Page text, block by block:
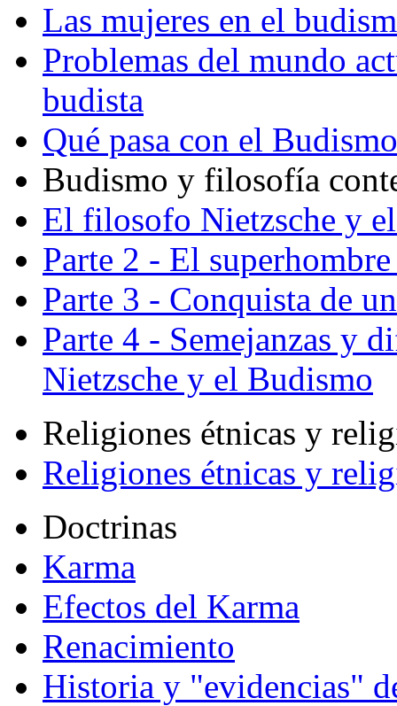
Las mujeres en el
Problemas del mundo
budista
Qué pasa con el
Budismo y filosofía
El filosofo Nietzsche y
Parte 2 - El
Parte 3 - Conquista de
Parte 4 - Semejanzas y
Nietzsche y el Budismo
Religiones étnicas y
Religiones étnicas y
Doctrinas
Karma
Efectos del Karma
Renacimiento
Historia y "evidencias"